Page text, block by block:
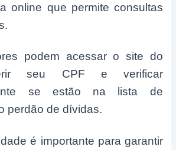
online que permite consultas
podem acessar o site do
seu CPF e verificar
se estão na lista de
perdão de dívidas.
é importante para garantir